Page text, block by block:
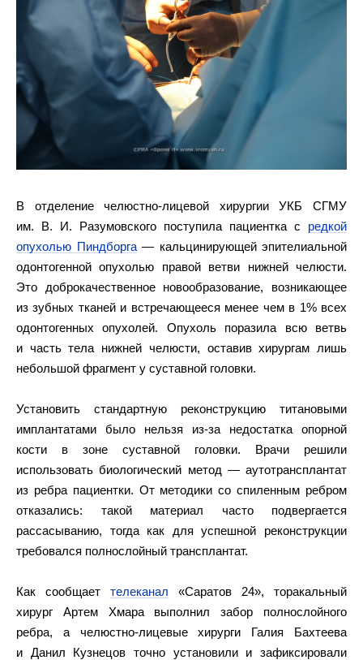
В отделение челюстно-лицевой хирургии УКБ СГМУ
им. В. И. Разумовского поступила пациентка с редкой
опухолью Пиндборга— кальцинирующей эпителиальной
одонтогенной опухолью правой ветви нижней челюсти.
Это доброкачественное новообразование, возникающее
из зубных тканей и встречающееся менее чем в 1% всех
одонтогенных опухолей. Опухоль поразила всю ветвь
и часть тела нижней челюсти, оставив хирургам лишь
небольшой фрагмент у суставной головки.
Установить стандартную реконструкцию титановыми
имплантатами было нельзя из‑за недостатка опорной
кости в зоне суставной головки. Врачи решили
использовать биологический метод — аутотрансплантат
из ребра пациентки. От методики со спиленным ребром
отказались: такой материал часто подвергается
рассасыванию, тогда как для успешной реконструкции
требовался полнослойный трансплантат.
Как сообщает телеканал «Саратов 24», торакальный
хирург Артем Хмара выполнил забор полнослойного
ребра, а челюстно‑лицевые хирурги Галия Бахтеева
и Данил Кузнецов точно установили и зафиксировали